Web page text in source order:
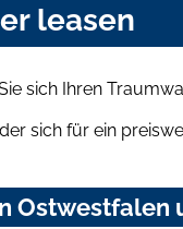
leasen
sich Ihren
sich für ein
Ostwestfalen